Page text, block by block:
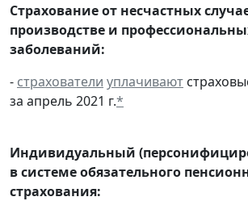
Страхование от несчастных
производстве и
заболеваний:
- страхователи уплачивают
за апрель 2021 г.*
Индивидуальный
в системе обязательного
страхования: